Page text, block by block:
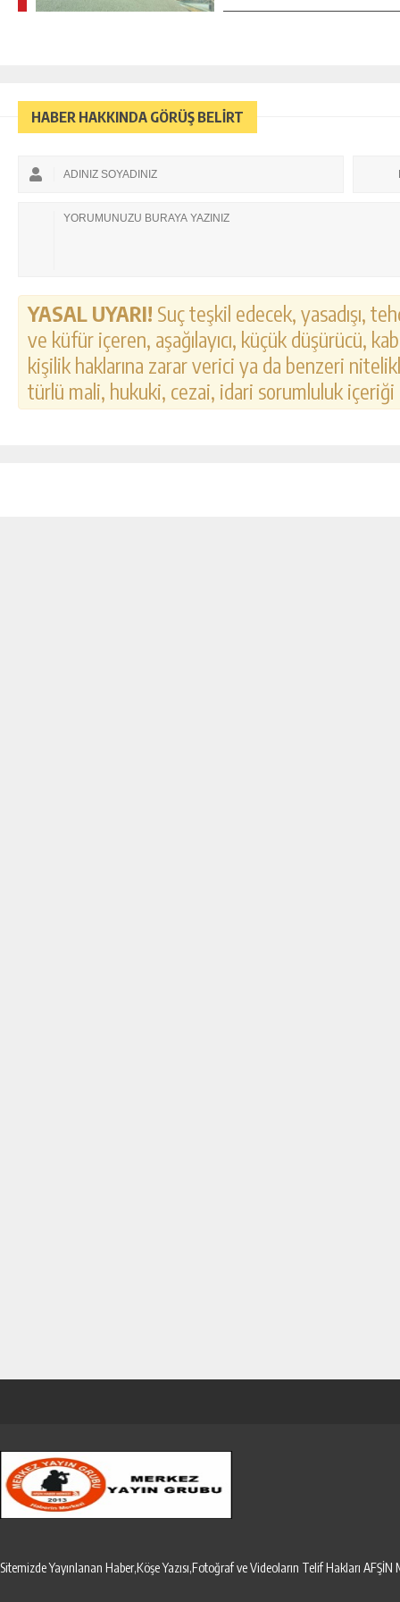
HABER HAKKINDA GÖRÜŞ BELİRT
YASAL UYARI! Suç teşkil edecek, yasadışı,
ve küfür içeren, aşağılayıcı, küçük düşürücü,
kişilik haklarına zarar verici ya da benzeri
türlü mali, hukuki, cezai, idari sorumluluk
Sitemizde Yayınlanan Haber,Köşe Yazısı,Fotoğraf ve Videoların Telif Hakları